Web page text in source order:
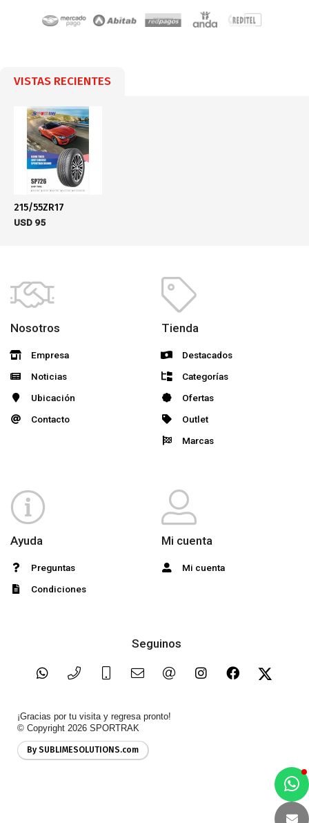
VISTAS RECIENTES
215/55ZR17
USD 95
Nosotros
Empresa
Noticias
Ubicación
Contacto
Tienda
Destacados
Categorías
Ofertas
Outlet
Marcas
Ayuda
Preguntas
Condiciones
Mi cuenta
Mi cuenta
Seguinos
¡Gracias por tu visita y regresa pronto!
© Copyright 2026 SPORTRAK
By SUBLIMESOLUTIONS.com